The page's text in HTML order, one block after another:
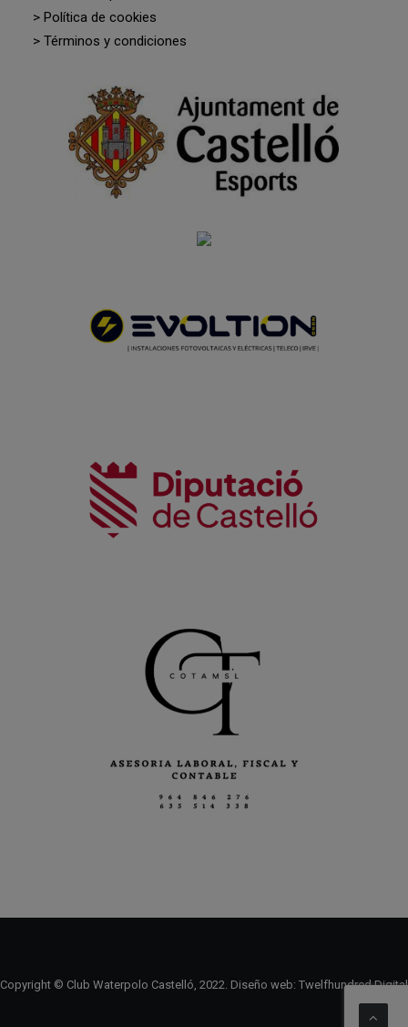
> Política de cookies
> Términos y condiciones
Copyright © Club Waterpolo Castelló, 2022. Diseño web: Twelfhundred Digital